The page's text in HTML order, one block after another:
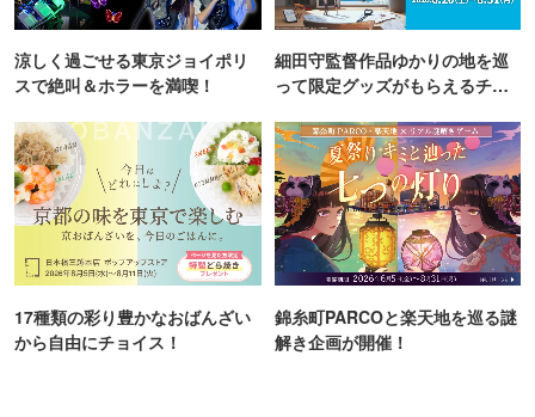
涼しく過ごせる東京ジョイポリ
スで絶叫＆ホラーを満喫！
細田守監督作品ゆかりの地を巡
って限定グッズがもらえるチャ
17種類の彩り豊かなおばんざい
から自由にチョイス！
錦糸町PARCOと楽天地を巡る謎
解き企画が開催！